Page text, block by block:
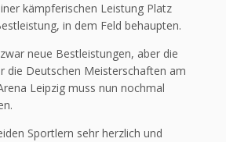
kämpferischen Leistung Platz
in dem Feld behaupten.
neue Bestleistungen, aber die
die Deutschen Meisterschaften am
Leipzig muss nun nochmal
Sportlern sehr herzlich und